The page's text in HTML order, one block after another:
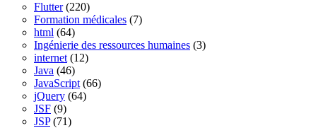
Flutter(220)
Formation médicales (7)
html (64)
Ingénierie des ressources humaines (3)
internet (12)
Java (46)
JavaScript (66)
jQuery (64)
JSF (9)
JSP(71)